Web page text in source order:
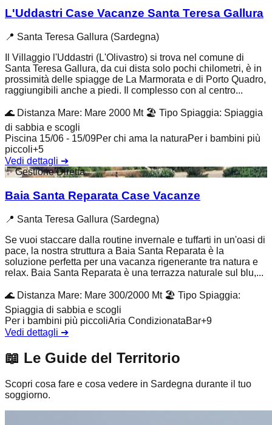
L'Uddastri Case Vacanze Santa Teresa Gallura
📍 Santa Teresa Gallura (Sardegna)
Il Villaggio l'Uddastri (L'Olivastro) si trova nel comune di
Santa Teresa Gallura, da cui dista solo pochi chilometri, è in
prossimità delle spiagge de La Marmorata e di Porto Quadro,
raggiungibili anche a piedi. Il complesso con al centro...
🌊 Distanza Mare: Mare 2000 Mt 🏖️ Tipo Spiaggia: Spiaggia
di sabbia e scogli
Piscina 15/06 - 15/09Per chi ama la naturaPer i bambini più
piccoli+5
Vedi dettagli ➔
✨Gestione Diretta
Baia Santa Reparata Case Vacanze
📍 Santa Teresa Gallura (Sardegna)
Se vuoi staccare dalla routine invernale e tuffarti in un'oasi di
pace, la nostra struttura a Baia Santa Reparata è la
soluzione perfetta per una vacanza rigenerante tra natura e
relax. Baia Santa Reparata è una terrazza naturale sul blu,...
🌊 Distanza Mare: Mare 300/2000 Mt 🏖️ Tipo Spiaggia:
Spiaggia di sabbia e scogli
Per i bambini più piccoliAria CondizionataBar+9
Vedi dettagli ➔
📖 Le Guide del Territorio
Scopri cosa fare e cosa vedere in Sardegna durante il tuo
soggiorno.